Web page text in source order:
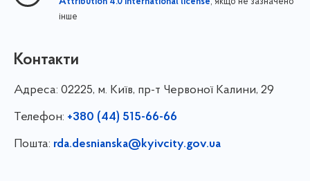
інше
Контакти
Адреса: 02225, м. Київ, пр-т Червоної Калини, 29
Телефон: +380 (44) 515-66-66
Пошта: rda.desnianska@kyivcity.gov.ua